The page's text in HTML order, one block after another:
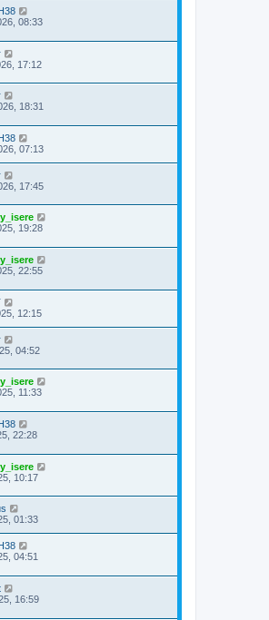
08:33
17:12
18:31
07:13
17:45
19:28
22:55
12:15
04:52
11:33
22:28
10:17
01:33
04:51
16:59